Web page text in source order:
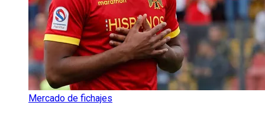
Mercado de fichajes